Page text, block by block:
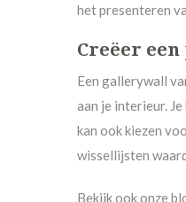
het presenteren
Creëer
Een gallerywall
aan je interieur.
kan ook kiezen
wissellijsten
Bekijk ook onze